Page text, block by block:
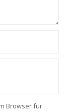
Browser für